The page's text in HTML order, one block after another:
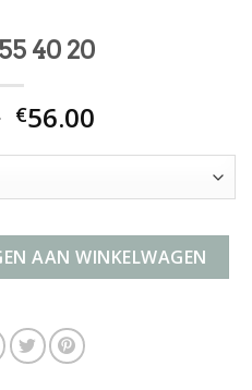
40 20
€56.00
AAN WINKELWAGEN